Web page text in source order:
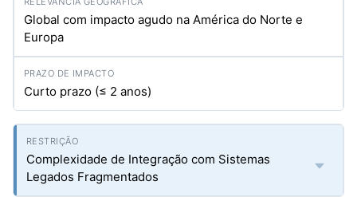
Global com impacto agudo na América do Norte e
Europa
Curto prazo (≤ 2 anos)
Complexidade de Integração com Sistemas
Legados Fragmentados